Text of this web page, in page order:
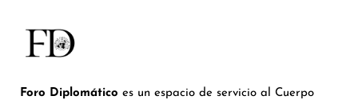
Foro Diplomático es un espacio de servicio al Cuerpo